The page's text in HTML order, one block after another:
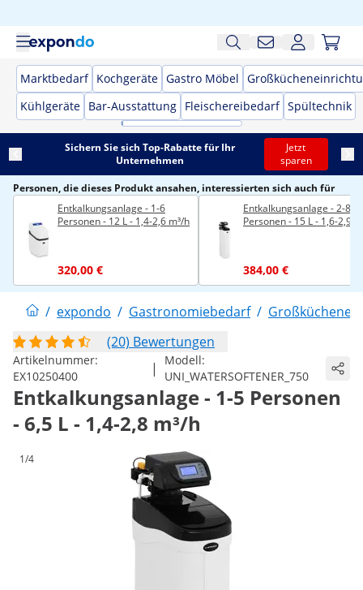
Marktbedarf Kochgeräte Gastro Möbel
Kühlgeräte Bar-Ausstattung Fleischereibedarf Spültechnik
Sichern Sie sich Top-Rabatte für Ihr
Unternehmen
Jetzt
sparen
Personen, die dieses Produkt ansahen, interessierten sich auch für
Entkalkungsanlage - 1-6
Personen - 12 L - 1,4-2,6 m³/h
320,00 €
Entkalkungsanlage - 2-8
Personen - 15 L - 1,6-2,9
384,00 €
/ expondo / Gastronomiebedarf /
(20) Bewertungen
Artikelnummer:
EX10250400
|
Modell:
UNI_WATERSOFTENER_750
Entkalkungsanlage - 1-5 Personen
- 6,5 L - 1,4-2,8 m³/h
1/4